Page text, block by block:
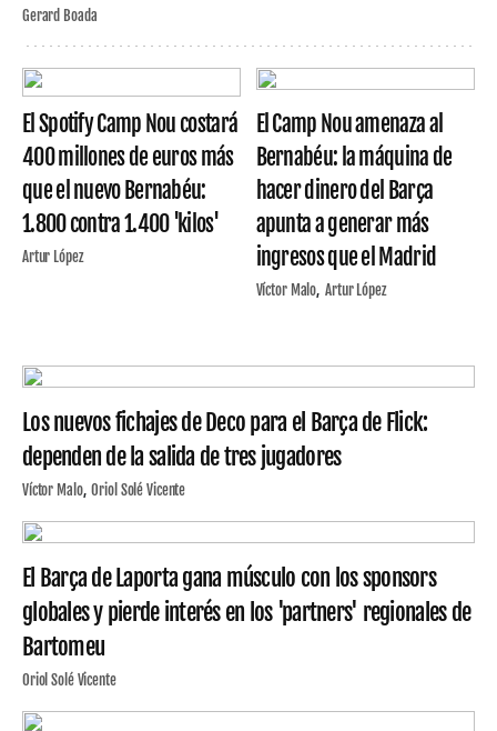
Gerard Boada
El Spotify Camp Nou costará
400 millones de euros más
que el nuevo Bernabéu:
1.800 contra 1.400 'kilos'
Artur López
El Camp Nou amenaza al
Bernabéu: la máquina de
hacer dinero del Barça
apunta a generar más
ingresos que el Madrid
Víctor Malo Artur López
Los nuevos fichajes de Deco para el Barça de Flick:
dependen de la salida de tres jugadores
Víctor Malo Oriol Solé Vicente
El Barça de Laporta gana músculo con los sponsors
globales y pierde interés en los 'partners' regionales de
Bartomeu
Oriol Solé Vicente